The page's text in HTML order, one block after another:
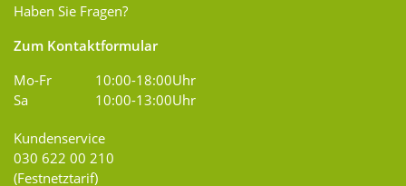
Haben Sie Fragen?
Zum Kontaktformular
Mo-Fr
10:00-18:00Uhr
Sa
10:00-13:00Uhr
Kundenservice
030 622 00 210
(Festnetztarif)